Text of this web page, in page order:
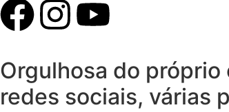
Orgulhosa do próprio
redes sociais, várias